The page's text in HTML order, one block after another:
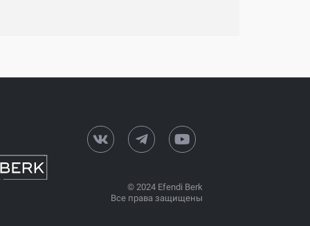
© 2024 Efendi Berk
Все права защищены